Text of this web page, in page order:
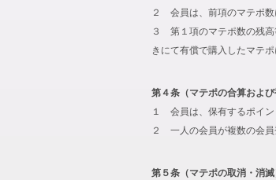
２ 会員は、前項のマテポ数
３ 第１項のマテポ数の残高
きにて有償で購入したマテ
第４条（マテポの合算および
１ 会員は、保有するポイン
２ 一人の会員が複数の会員
第５条（マテポの取消・消滅